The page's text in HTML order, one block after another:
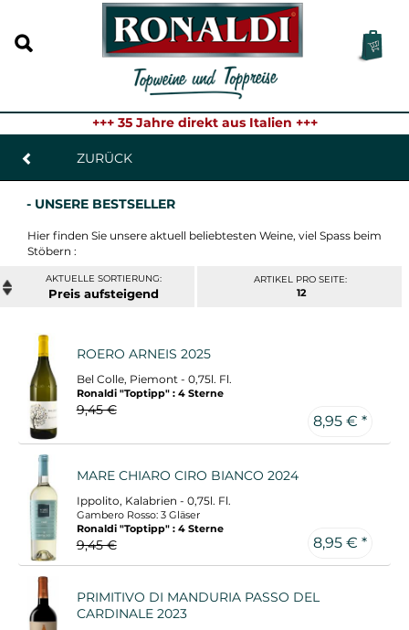
+++ 35 Jahre direkt aus Italien +++
ZURÜCK
- UNSERE BESTSELLER
Hier finden Sie unsere aktuell beliebtesten Weine, viel Spass beim
Stöbern :
Preis
ARTIKEL PRO SEITE:
12
ROERO ARNEIS 2025
Bel Colle, Piemont - 0,75l. Fl.
Ronaldi "Toptipp" : 4 Sterne
9,45 €
8,95 € *
MARE CHIARO CIRO BIANCO 2024
Ippolito, Kalabrien - 0,75l. Fl.
Gambero Rosso: 3 Gläser
Ronaldi "Toptipp" : 4 Sterne
9,45 € 8,95 € *
PRIMITIVO DI MANDURIA PASSO DEL
CARDINALE 2023